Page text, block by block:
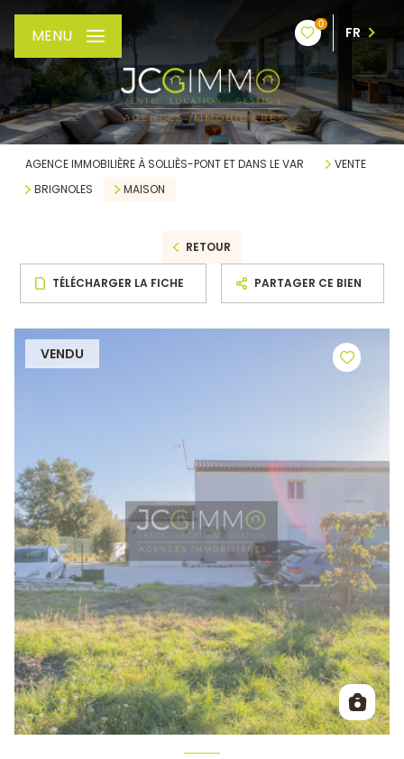
0
FR
MENU
AGENCE IMMOBILIÈRE À SOLLIÈS-PONT ET DANS LE VAR
VENTE
BRIGNOLES
MAISON
RETOUR
TÉLÉCHARGER LA FICHE PARTAGER CE BIEN
VENDU